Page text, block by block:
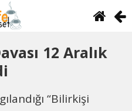
12 Aralık
“Bilirkişi